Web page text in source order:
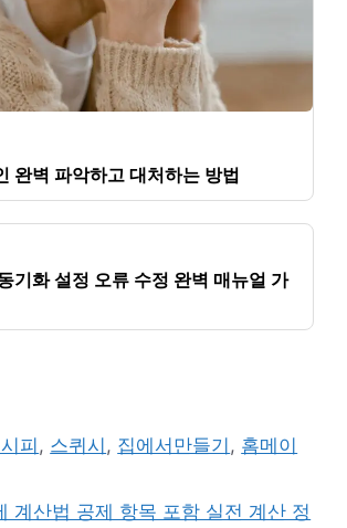
완벽 파악하고 대처하는 방법
기화 설정 오류 수정 완벽 매뉴얼 가
피, 스퀴시 , 집에서만들기 , 홈메이
계산법 공제 항목 포함 실전 계산 정